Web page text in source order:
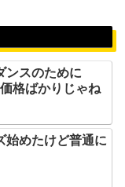
ンスのために
格ばかりじゃね
始めたけど普通に